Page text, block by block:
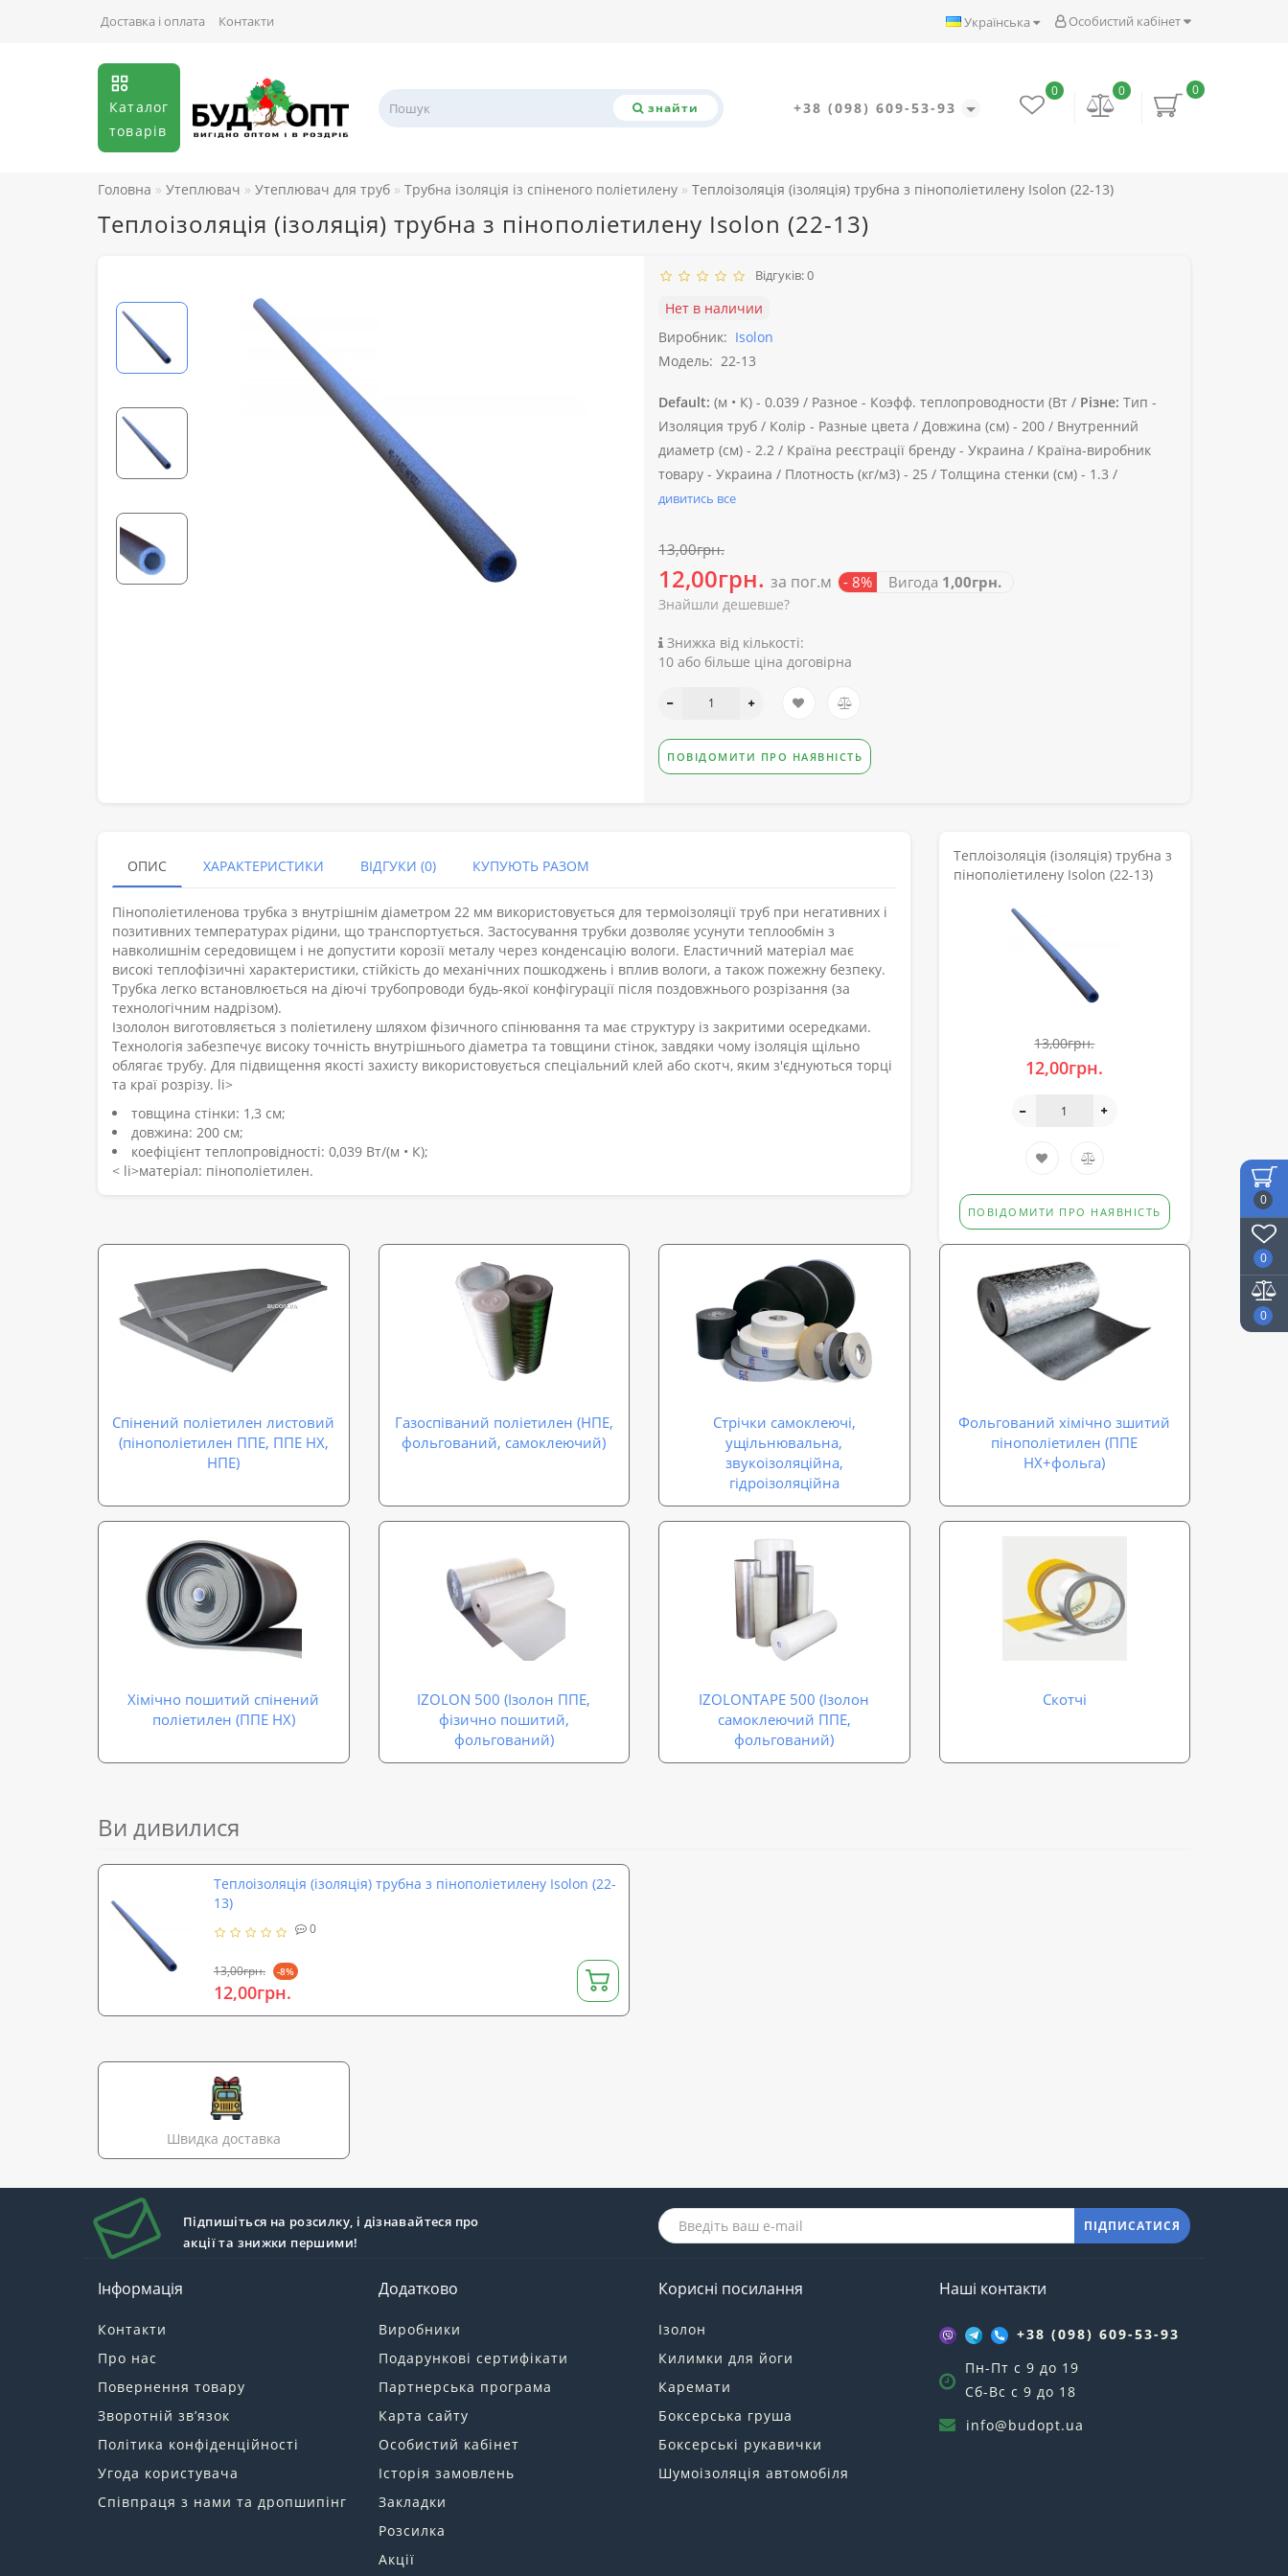
0
0
0
Особистий кабінет
Українська
Доставка і оплата Контакти
Каталог
товарів
знайти +38 (098) 609-53-93
0
0
0
Головна Утеплювач Утеплювач для труб Трубна ізоляція із спіненого поліетилену Теплоізоляція (ізоляція) трубна з пінополіетилену Isolon (22-13)
Теплоізоляція (ізоляція) трубна з пінополіетилену Isolon (22-13)
Відгуків: 0
Нет в наличии
Виробник: Isolon
Модель: 22-13
Default: (м • К) - 0.039 / Разное - Коэфф. теплопроводности (Вт / Різне: Тип -
Изоляция труб / Колір - Разные цвета / Довжина (см) - 200 / Внутренний
диаметр (см) - 2.2 / Країна реєстрації бренду - Украина / Країна-виробник
товару - Украина / Плотность (кг/м3) - 25 / Толщина стенки (см) - 1.3 /
дивитись все
13,00грн.
12,00грн. за пог.м - 8% Вигода 1,00грн.
Знайшли дешевше?
Знижка від кількості:
10 або більше ціна договірна
ПОВІДОМИТИ ПРО НАЯВНІСТЬ
ОПИС ХАРАКТЕРИСТИКИ ВІДГУКИ (0) КУПУЮТЬ РАЗОМ
Пінополіетиленова трубка з внутрішнім діаметром 22 мм використовується для термоізоляції труб при негативних і
позитивних температурах рідини, що транспортується. Застосування трубки дозволяє усунути теплообмін з
навколишнім середовищем і не допустити корозії металу через конденсацію вологи. Еластичний матеріал має
високі теплофізичні характеристики, стійкість до механічних пошкоджень і вплив вологи, а також пожежну безпеку.
Трубка легко встановлюється на діючі трубопроводи будь-якої конфігурації після поздовжнього розрізання (за
технологічним надрізом).
Ізололон виготовляється з поліетилену шляхом фізичного спінювання та має структуру із закритими осередками.
Технологія забезпечує високу точність внутрішнього діаметра та товщини стінок, завдяки чому ізоляція щільно
облягає трубу. Для підвищення якості захисту використовується спеціальний клей або скотч, яким з'єднуються торці
та краї розрізу. li>
товщина стінки: 1,3 см;
довжина: 200 см;
коефіцієнт теплопровідності: 0,039 Вт/(м • К);
< li>матеріал: пінополіетилен.
Теплоізоляція (ізоляція) трубна з
пінополіетилену Isolon (22-13)
13,00грн.
12,00грн.
ПОВІДОМИТИ ПРО НАЯВНІСТЬ
Спінений поліетилен листовий
(пінополіетилен ППЕ, ППЕ НХ,
НПЕ)
Газоспіваний поліетилен (НПЕ,
фольгований, самоклеючий)
Стрічки самоклеючі,
ущільнювальна,
звукоізоляційна,
гідроізоляційна
Фольгований хімічно зшитий
пінополіетилен (ППЕ
НХ+фольга)
Хімічно пошитий спінений
поліетилен (ППЕ НХ)
IZOLON 500 (Ізолон ППЕ,
фізично пошитий,
фольгований)
IZOLONTAPE 500 (Ізолон
самоклеючий ППЕ,
фольгований)
Скотчі
Ви дивилися
Теплоізоляція (ізоляція) трубна з пінополіетилену Isolon (22-
13)
0
13,00грн. -8%
12,00грн.
Швидка доставка
Підпишіться на розсилку, і дізнавайтеся про
акції та знижки першими!
ПІДПИСАТИСЯ
Інформація
Контакти
Про нас
Повернення товару
Зворотній зв’язок
Політика конфіденційності
Угода користувача
Співпраця з нами та дропшипінг
Додатково
Виробники
Подарункові сертифікати
Партнерська програма
Карта сайту
Особистий кабінет
Історія замовлень
Закладки
Розсилка
Акції
Корисні посилання
Ізолон
Килимки для йоги
Каремати
Боксерська груша
Боксерські рукавички
Шумоізоляція автомобіля
Наші контакти
+38 (098) 609-53-93
Пн-Пт с 9 до 19
Сб-Вс с 9 до 18
info@budopt.ua